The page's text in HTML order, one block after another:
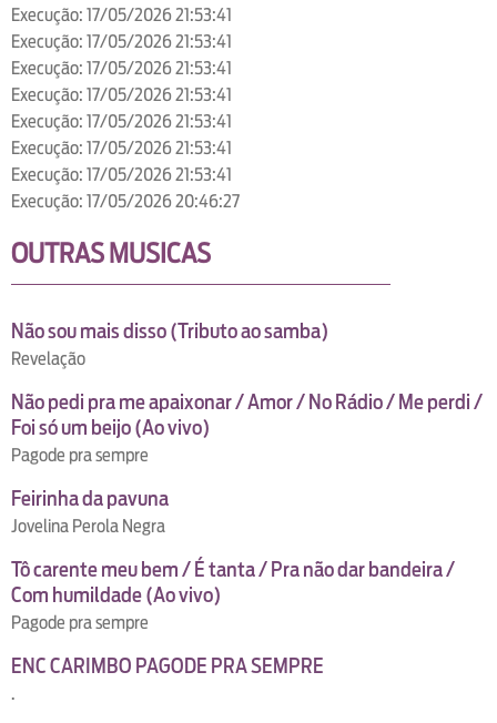
Execução: 17/05/2026 21:53:41
Execução: 17/05/2026 21:53:41
Execução: 17/05/2026 21:53:41
Execução: 17/05/2026 21:53:41
Execução: 17/05/2026 21:53:41
Execução: 17/05/2026 21:53:41
Execução: 17/05/2026 21:53:41
Execução: 17/05/2026 20:46:27
OUTRAS MUSICAS
Não sou mais disso (Tributo ao samba)
Revelação
Não pedi pra me apaixonar / Amor / No Rádio / Me perdi /
Foi só um beijo (Ao vivo)
Pagode pra sempre
Feirinha da pavuna
Jovelina Perola Negra
Tô carente meu bem / É tanta / Pra não dar bandeira /
Com humildade (Ao vivo)
Pagode pra sempre
ENC CARIMBO PAGODE PRA SEMPRE
.